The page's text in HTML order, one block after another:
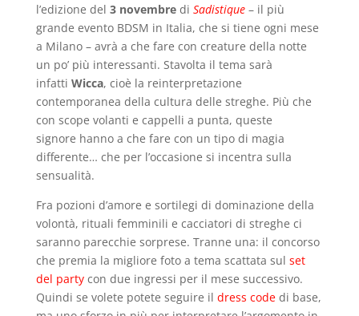
l’edizione del 3 novembre di Sadistique– il più
grande evento BDSM in Italia, che si tiene ogni mese
a Milano – avrà a che fare con creature della notte
un po’ più interessanti. Stavolta il tema sarà
infatti Wicca, cioè la reinterpretazione
contemporanea della cultura delle streghe. Più che
con scope volanti e cappelli a punta, queste
signore hanno a che fare con un tipo di magia
differente… che per l’occasione si incentra sulla
sensualità.
Fra pozioni d’amore e sortilegi di dominazione della
volontà, rituali femminili e cacciatori di streghe ci
saranno parecchie sorprese. Tranne una: il concorso
che premia la migliore foto a tema scattata sul set
del partycon due ingressi per il mese successivo.
Quindi se volete potete seguire il dress codedi base,